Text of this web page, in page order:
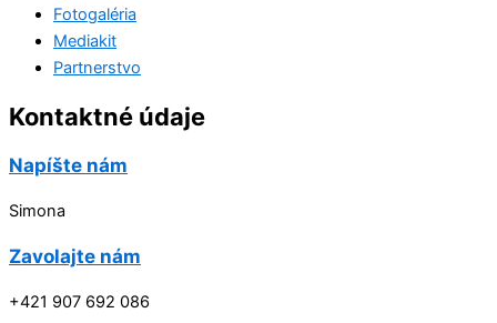
Fotogaléria
Mediakit
Partnerstvo
Kontaktné údaje
Napíšte nám
Simona
Zavolajte nám
+421 907 692 086